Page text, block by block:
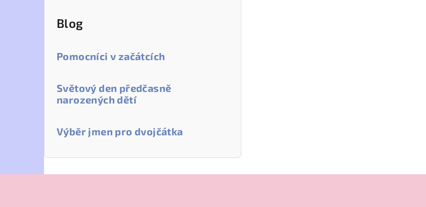
Blog
Pomocníci v začátcích
Světový den předčasně
narozených dětí
Výběr jmen pro dvojčátka